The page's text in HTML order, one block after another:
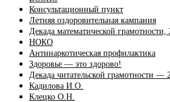
Консультационный пункт
Летняя оздоровительная кампания
Декада математической грамотности,
НОКО
Антинаркотическая профилактика
Здоровье — это здорово!
Декада читательской грамотности —
Кадилова И.О.
Клецко О.Н.